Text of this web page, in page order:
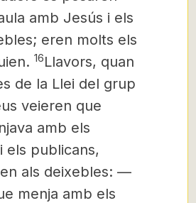
amb Jesús i els
eren molts els
16Llavors, quan
de la Llei del grup
veieren que
amb els
els publicans,
als deixebles: —
menja amb els